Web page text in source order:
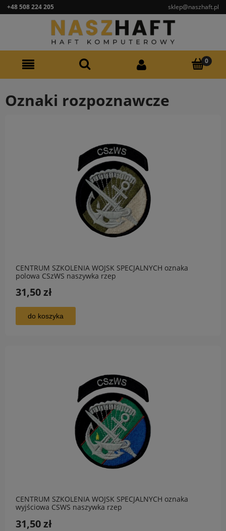
+48 508 224 205 sklep@naszhaft.pl
Oznaki rozpoznawcze
CENTRUM SZKOLENIA WOJSK SPECJALNYCH oznaka
polowa CSzWS naszywka rzep
31,50 zł
do koszyka
CENTRUM SZKOLENIA WOJSK SPECJALNYCH oznaka
wyjściowa CSWS naszywka rzep
31,50 zł